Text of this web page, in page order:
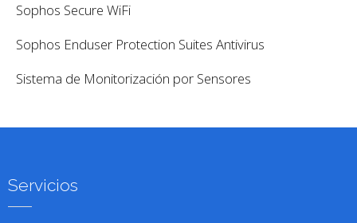
Sophos Secure WiFi
Sophos Enduser Protection Suites Antivirus
Sistema de Monitorización por Sensores
Servicios